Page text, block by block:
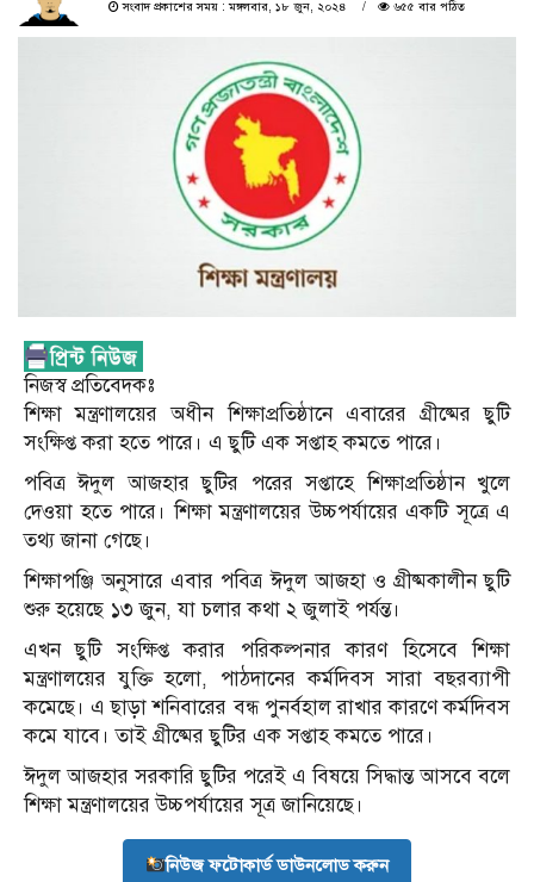
সংবাদ প্রকাশের সময় : মঙ্গলবার, ১৮ জুন, ২০২৪
৬৫৫ বার পঠিত
নিজস্ব প্রতিবেদকঃ
শিক্ষা মন্ত্রণালয়ের অধীন শিক্ষাপ্রতিষ্ঠানে এবারের গ্রীষ্মের ছুটি
সংক্ষিপ্ত করা হতে পারে। এ ছুটি এক সপ্তাহ কমতে পারে।
পবিত্র ঈদুল আজহার ছুটির পরের সপ্তাহে শিক্ষাপ্রতিষ্ঠান খুলে
দেওয়া হতে পারে। শিক্ষা মন্ত্রণালয়ের উচ্চপর্যায়ের একটি সূত্রে এ
তথ্য জানা গেছে।
শিক্ষাপঞ্জি অনুসারে এবার পবিত্র ঈদুল আজহা ও গ্রীষ্মকালীন ছুটি
শুরু হয়েছে ১৩ জুন, যা চলার কথা ২ জুলাই পর্যন্ত।
এখন ছুটি সংক্ষিপ্ত করার পরিকল্পনার কারণ হিসেবে শিক্ষা
মন্ত্রণালয়ের যুক্তি হলো, পাঠদানের কর্মদিবস সারা বছরব্যাপী
কমেছে। এ ছাড়া শনিবারের বন্ধ পুনর্বহাল রাখার কারণে কর্মদিবস
কমে যাবে। তাই গ্রীষ্মের ছুটির এক সপ্তাহ কমতে পারে।
ঈদুল আজহার সরকারি ছুটির পরেই এ বিষয়ে সিদ্ধান্ত আসবে বলে
শিক্ষা মন্ত্রণালয়ের উচ্চপর্যায়ের সূত্র জানিয়েছে।
নিউজ ফটোকার্ড ডাউনলোড করুন